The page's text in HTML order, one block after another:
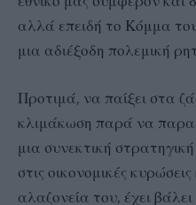
αλλά επειδή το Κόμμα
μια αδιέξοδη πολεμική
Προτιμά, να παίξει στα
κλιμάκωση παρά να
μια συνεκτική
στις οικονομικές
αλαζονεία του, έχει